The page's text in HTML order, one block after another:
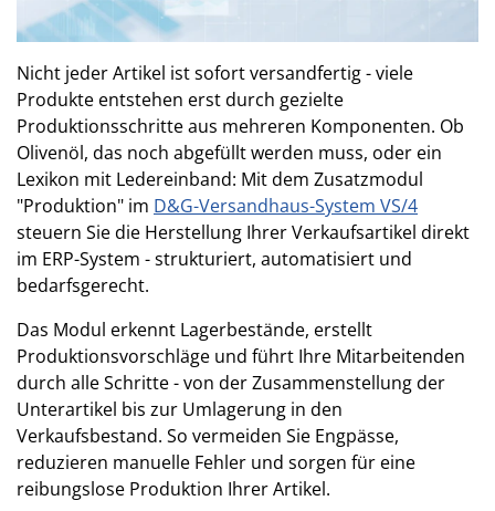
Nicht jeder Artikel ist sofort versandfertig - viele
Produkte entstehen erst durch gezielte
Produktionsschritte aus mehreren Komponenten. Ob
Olivenöl, das noch abgefüllt werden muss, oder ein
Lexikon mit Ledereinband: Mit dem Zusatzmodul
"Produktion" im D&G-Versandhaus-System VS/4
steuern Sie die Herstellung Ihrer Verkaufsartikel direkt
im ERP-System - strukturiert, automatisiert und
bedarfsgerecht.
Das Modul erkennt Lagerbestände, erstellt
Produktionsvorschläge und führt Ihre Mitarbeitenden
durch alle Schritte - von der Zusammenstellung der
Unterartikel bis zur Umlagerung in den
Verkaufsbestand. So vermeiden Sie Engpässe,
reduzieren manuelle Fehler und sorgen für eine
reibungslose Produktion Ihrer Artikel.